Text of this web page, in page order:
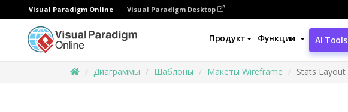
Visual Paradigm Online Visual Paradigm Desktop
Продукт Функции AI Tools
Диаграммы Шаблоны Макеты Wireframe Stats Layout